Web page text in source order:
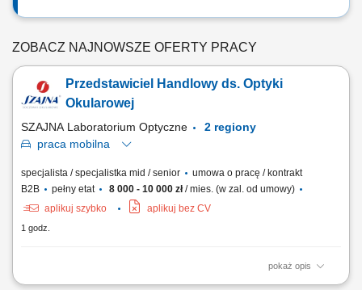
ZOBACZ NAJNOWSZE OFERTY PRACY
Przedstawiciel Handlowy ds. Optyki
Okularowej
SZAJNA Laboratorium Optyczne
praca mobilna
specjalista / specjalistka mid / senior
umowa o pracę / kontrakt
B2B
pełny etat 8 000 - 10 000 zł/ mies. (w zal. od umowy)
aplikuj szybko
aplikuj bez CV
1 godz.
pokaż opis
Jako Regionalny Przedstawiciel ds. Optyki Okularowej będziesz: